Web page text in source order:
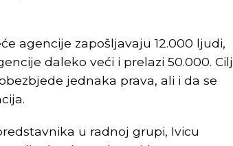
agencije zapošljavaju 12.000 ljudi,
daleko veći i prelazi 50.000. Cilj
jednaka prava, ali i da se
u radnoj grupi, Ivicu